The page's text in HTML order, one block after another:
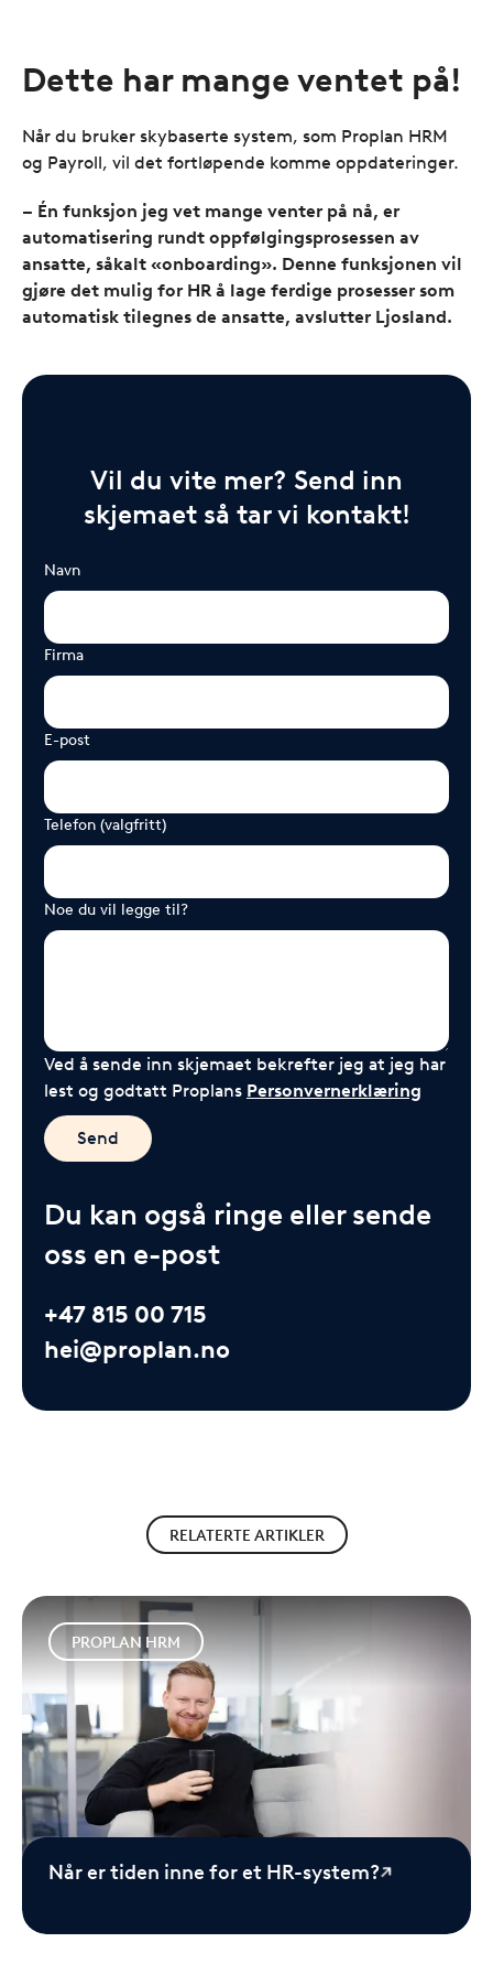
Dette har mange ventet på!
Når du bruker skybaserte system, som Proplan HRM
og Payroll, vil det fortløpende komme oppdateringer.
– Én funksjon jeg vet mange venter på nå, er
automatisering rundt oppfølgingsprosessen av
ansatte, såkalt «onboarding». Denne funksjonen vil
gjøre det mulig for HR å lage ferdige prosesser som
automatisk tilegnes de ansatte, avslutter Ljosland.
Vil du vite mer? Send inn
skjemaet så tar vi kontakt!
Navn
Firma
E-post
Telefon (valgfritt)
Noe du vil legge til?
Ved å sende inn skjemaet bekrefter jeg at jeg har
lest og godtatt Proplans Personvernerklæring
Send
Du kan også ringe eller sende
oss en e-post
+47 815 00 715
hei@proplan.no
RELATERTE ARTIKLER
PROPLAN HRM
Når er tiden inne for et HR-system?